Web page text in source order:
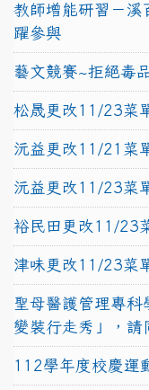
教師增能研習－溪
躍參與
藝文競賽~拒絕毒
松晟更改11/23菜
沅益更改11/21菜
沅益更改11/23菜
裕民田更改11/23
津味更改11/23菜
聖母醫護管理專
變裝行走秀」，請
112學年度校慶運